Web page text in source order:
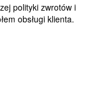
polityki zwrotów i
obsługi klienta.